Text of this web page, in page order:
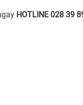
HOTLINE 028 39